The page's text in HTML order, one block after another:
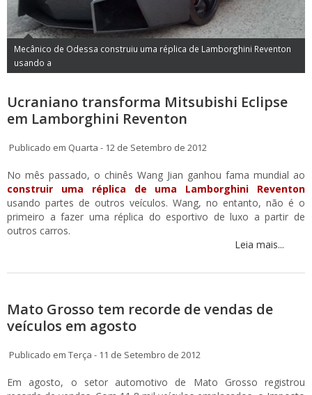
Mecânico de Odessa construiu uma réplica de Lamborghini Reventon
usando a
Ucraniano transforma Mitsubishi Eclipse
em Lamborghini Reventon
Publicado em Quarta - 12 de Setembro de 2012
No mês passado, o chinês Wang Jian ganhou fama mundial ao
construir uma réplica de uma Lamborghini Reventon
usando partes de outros veículos. Wang, no entanto, não é o
primeiro a fazer uma réplica do esportivo de luxo a partir de
outros carros.
Leia mais...
Mato Grosso tem recorde de vendas de
veículos em agosto
Publicado em Terça - 11 de Setembro de 2012
Em agosto, o setor automotivo de Mato Grosso registrou